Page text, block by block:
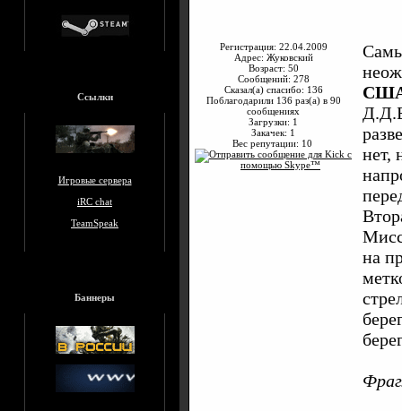
Ссылки
Игровые сервера
iRC chat
TeamSpeak
Баннеры
Регистрация: 22.04.2009
Адрес: Жуковский
Возраст: 50
Сообщений: 278
Сказал(а) спасибо: 136
Поблагодарили 136 раз(а) в 90
сообщениях
Загрузки: 1
Закачек: 1
Вес репутации: 10
нет,
на